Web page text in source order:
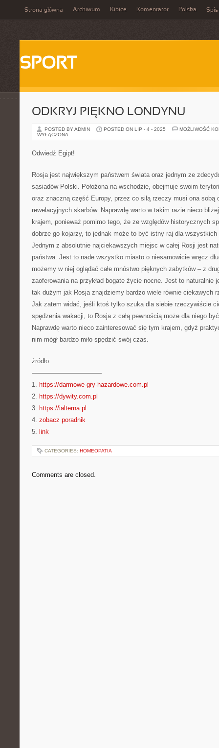
Strona główna Archiwum Kibice Komentator Polska Spis
SPORT
ODKRYJ PIĘKNO LONDYNU
POSTED BY ADMIN POSTED ON LIP - 4 - 2025
MOŻLIWOŚĆ
WYŁĄCZONA
Odwiedź Egipt!
Rosja jest największym państwem świata oraz jednym ze
sąsiadów Polski. Położona na wschodzie, obejmuje swoim
oraz znaczną część Europy, przez co siłą rzeczy musi ona sobą
rewelacyjnych skarbów. Naprawdę warto w takim razie nieco
krajem, ponieważ pomimo tego, że ze względów historycznych
dobrze go kojarzy, to jednak może to być istny raj dla wszystkich
Jednym z absolutnie najciekawszych miejsc w całej Rosji jest
państwa. Jest to nade wszystko miasto o niesamowicie wręcz
możemy w niej oglądać całe mnóstwo pięknych zabytków – z
zaoferowania na przykład bogate życie nocne. Jest to naturalnie
tak dużym jak Rosja znajdziemy bardzo wiele równie ciekawych
Jak zatem widać, jeśli ktoś tylko szuka dla siebie rzeczywiście
spędzenia wakacji, to Rosja z całą pewnością może dla niego
Naprawdę warto nieco zainteresować się tym krajem, gdyż
nim mógł bardzo miło spędzić swój czas.
źródło:
———————————
1. https://darmowe-gry-hazardowe.com.pl
2. https://dywity.com.pl
3. https://ialterna.pl
4. zobacz poradnik
5. link
CATEGORIES: HOMEOPATIA
Comments are closed.